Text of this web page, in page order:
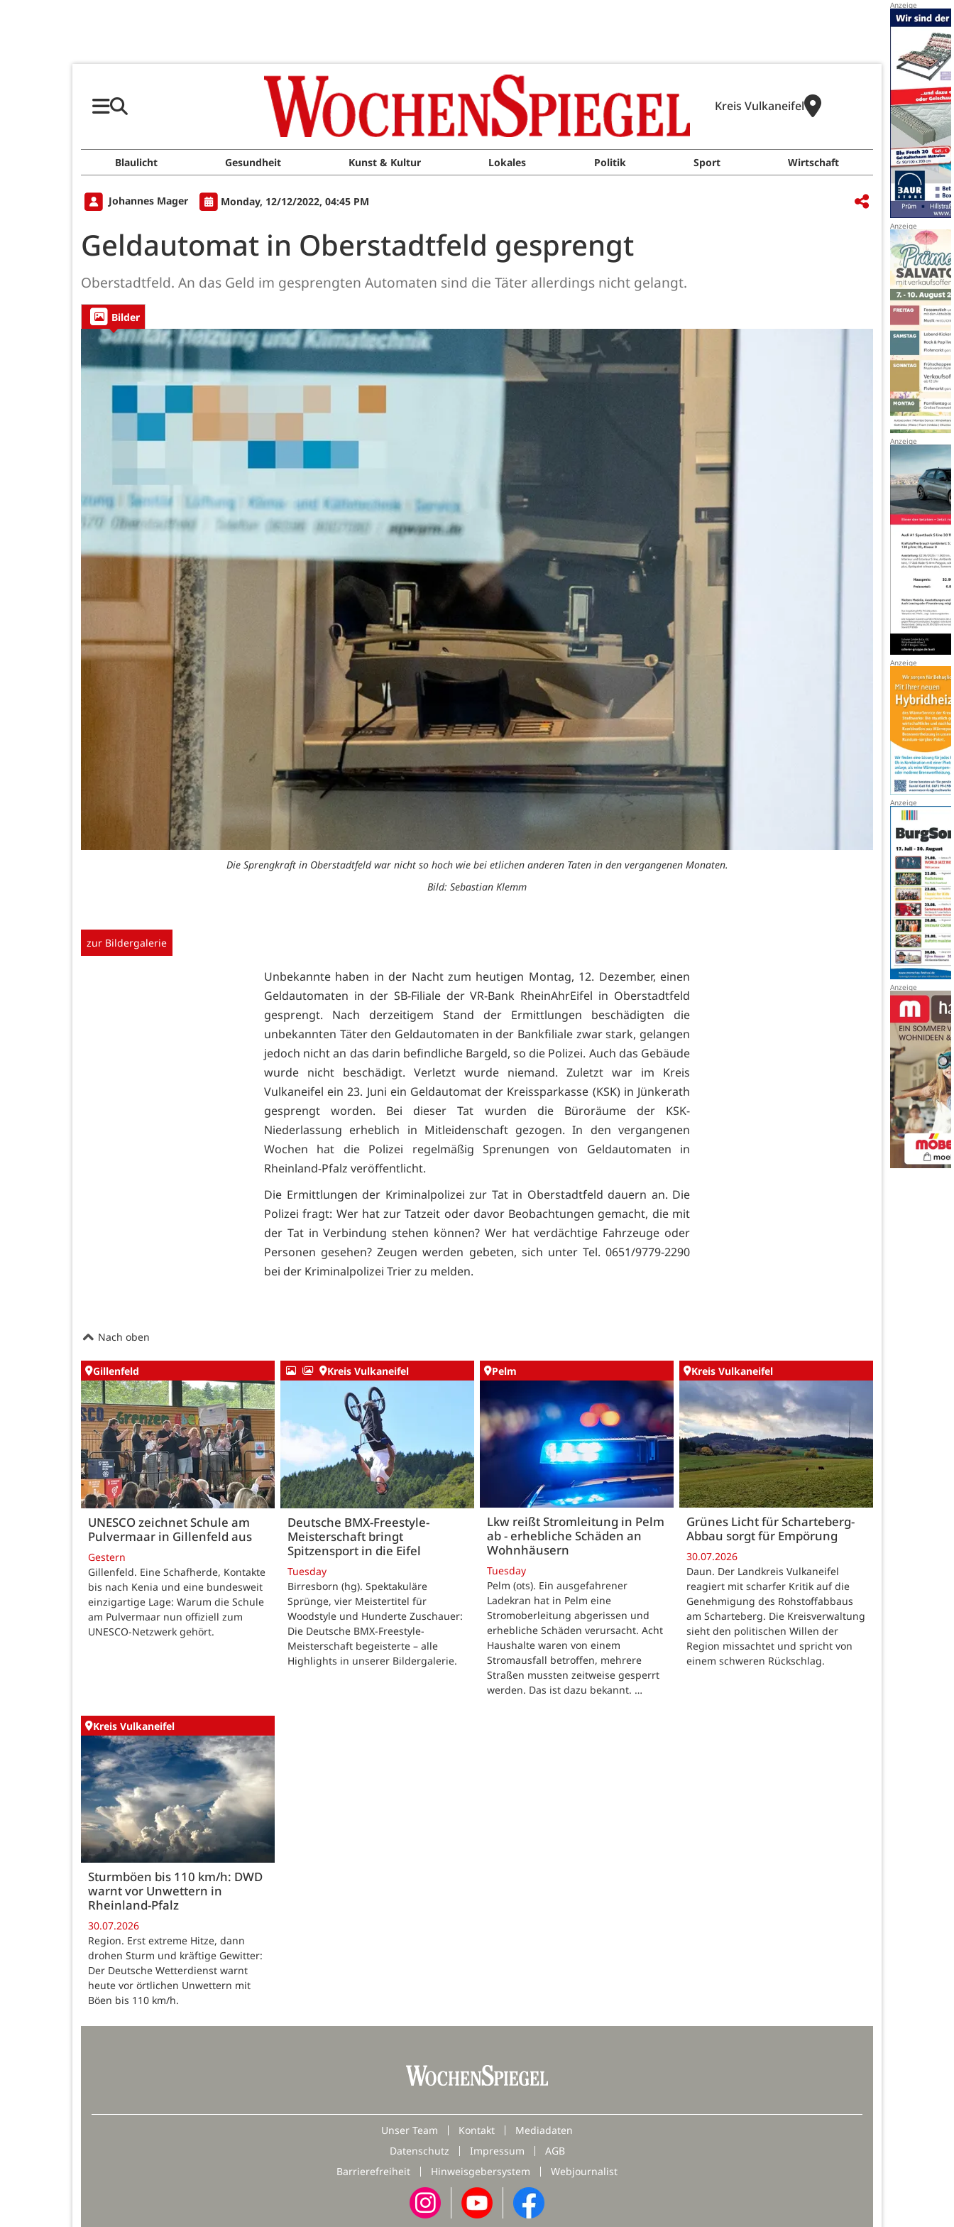
Kreis Vulkaneifel
Blaulicht Gesundheit Kunst & Kultur Lokales Politik Sport Wirtschaft
Johannes Mager Monday, 12/12/2022, 04:45 PM
Geldautomat in Oberstadtfeld gesprengt
Oberstadtfeld. An das Geld im gesprengten Automaten sind die Täter allerdings nicht gelangt.
Bilder
Die Sprengkraft in Oberstadtfeld war nicht so hoch wie bei etlichen anderen Taten in den vergangenen Monaten.
Bild: Sebastian Klemm
zur Bildergalerie
Unbekannte haben in der Nacht zum heutigen Montag, 12. Dezember, einen
Geldautomaten in der SB-Filiale der VR-Bank RheinAhrEifel in Oberstadtfeld
gesprengt. Nach derzeitigem Stand der Ermittlungen beschädigten die
unbekannten Täter den Geldautomaten in der Bankfiliale zwar stark, gelangen
jedoch nicht an das darin befindliche Bargeld, so die Polizei. Auch das Gebäude
wurde nicht beschädigt. Verletzt wurde niemand. Zuletzt war im Kreis
Vulkaneifel ein 23. Juni ein Geldautomat der Kreissparkasse (KSK) in Jünkerath
gesprengt worden. Bei dieser Tat wurden die Büroräume der KSK-
Niederlassung erheblich in Mitleidenschaft gezogen. In den vergangenen
Wochen hat die Polizei regelmäßig Sprenungen von Geldautomaten in
Rheinland-Pfalz veröffentlicht.
Die Ermittlungen der Kriminalpolizei zur Tat in Oberstadtfeld dauern an. Die
Polizei fragt: Wer hat zur Tatzeit oder davor Beobachtungen gemacht, die mit
der Tat in Verbindung stehen können? Wer hat verdächtige Fahrzeuge oder
Personen gesehen? Zeugen werden gebeten, sich unter Tel. 0651/9779-2290
bei der Kriminalpolizei Trier zu melden.
Nach oben
Gillenfeld
UNESCO zeichnet Schule am
Pulvermaar in Gillenfeld aus
Gestern
Gillenfeld. Eine Schafherde, Kontakte
bis nach Kenia und eine bundesweit
einzigartige Lage: Warum die Schule
am Pulvermaar nun offiziell zum
UNESCO-Netzwerk gehört.
Kreis Vulkaneifel
Deutsche BMX-Freestyle-
Meisterschaft bringt
Spitzensport in die Eifel
Tuesday
Birresborn (hg). Spektakuläre
Sprünge, vier Meistertitel für
Woodstyle und Hunderte Zuschauer:
Die Deutsche BMX-Freestyle-
Meisterschaft begeisterte – alle
Highlights in unserer Bildergalerie.
Pelm
Lkw reißt Stromleitung in Pelm
ab - erhebliche Schäden an
Wohnhäusern
Tuesday
Pelm (ots). Ein ausgefahrener
Ladekran hat in Pelm eine
Stromoberleitung abgerissen und
erhebliche Schäden verursacht. Acht
Haushalte waren von einem
Stromausfall betroffen, mehrere
Straßen mussten zeitweise gesperrt
werden. Das ist dazu bekannt. …
Kreis Vulkaneifel
Grünes Licht für Scharteberg-
Abbau sorgt für Empörung
30.07.2026
Daun. Der Landkreis Vulkaneifel
reagiert mit scharfer Kritik auf die
Genehmigung des Rohstoffabbaus
am Scharteberg. Die Kreisverwaltung
sieht den politischen Willen der
Region missachtet und spricht von
einem schweren Rückschlag.
Kreis Vulkaneifel
Sturmböen bis 110 km/h: DWD
warnt vor Unwettern in
Rheinland-Pfalz
30.07.2026
Region. Erst extreme Hitze, dann
drohen Sturm und kräftige Gewitter:
Der Deutsche Wetterdienst warnt
heute vor örtlichen Unwettern mit
Böen bis 110 km/h.
Unser Team Kontakt
Mediadaten
Datenschutz
Impressum
AGB
Barrierefreiheit
Hinweisgebersystem Webjournalist